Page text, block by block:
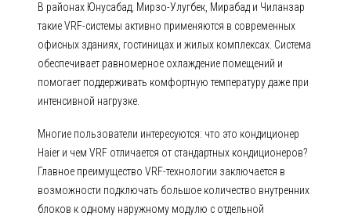
В районах Юнусабад, Мирзо-Улугбек, Мирабад и Чиланзар
такие VRF-системы активно применяются в современных
офисных зданиях, гостиницах и жилых комплексах. Система
обеспечивает равномерное охлаждение помещений и
помогает поддерживать комфортную температуру даже при
интенсивной нагрузке.
Многие пользователи интересуются: что это кондиционер
Haier и чем VRF отличается от стандартных кондиционеров?
Главное преимущество VRF-технологии заключается в
возможности подключать большое количество внутренних
блоков к одному наружному модулю с отдельной